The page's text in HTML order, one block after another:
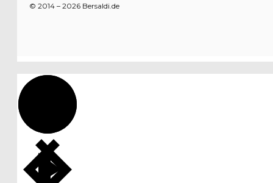
© 2014 – 2026 Bersaldi.de